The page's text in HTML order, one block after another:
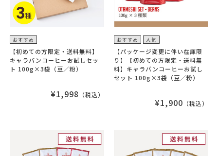
おすすめ
【初めての方限定・送料無料】
キャラバンコーヒーお試しセッ
ト 100g×3袋（豆／粉）
¥1,998 （税込）
おすすめ 人気
【パッケージ変更に伴い在庫限
り】【初めての方限定・送料無
料】キャラバンコーヒーお試し
セット 100g×3袋（豆／粉）
¥1,900 （税込）